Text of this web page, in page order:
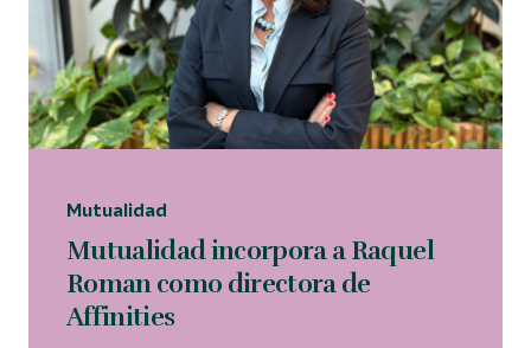
Mutualidad
Mutualidad incorpora a Raquel
Roman como directora de
Affinities